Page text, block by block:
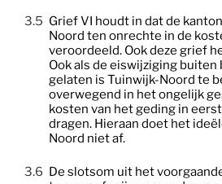
3.5 Grief VI houdt in dat de
Noord ten onrechte in de
veroordeeld. Ook deze grief
Ook als de eiswijziging
gelaten is Tuinwijk-Noord te
overwegend in het ongelijk
kosten van het geding in
dragen. Hieraan doet het
Noord niet af.
3.6 De slotsom uit het